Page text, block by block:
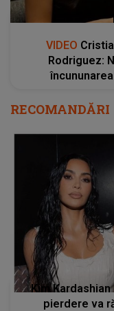
VIDEO
Rodriguez:
RECOMANDĂRI
Kim Kardashian
pierdere va